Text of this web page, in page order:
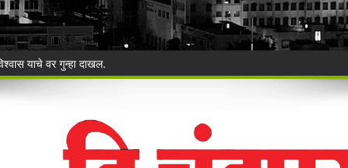
ऑनलाइन लॉटरीविरोधात पोलिसांना निवेदन
Deen celebrated in Warora
३५ गोवंशांची सुटका; २२.३५ लाखांचा मुद्देमाल जप्त
वृक्षसंवर्धनाचा प्रेरणादायी संकल्प